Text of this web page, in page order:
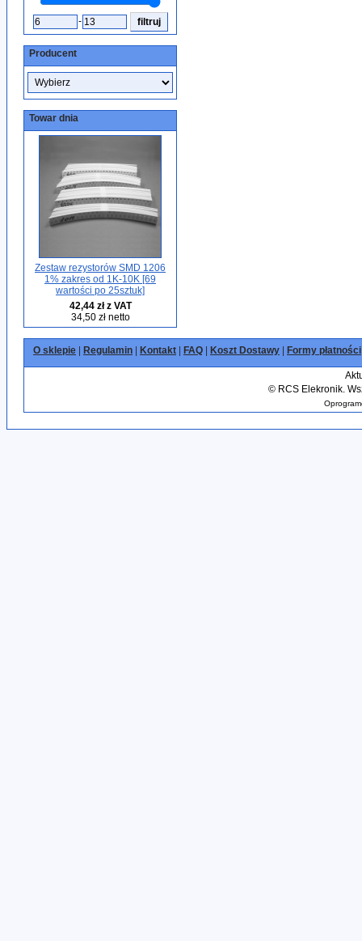
-
Producent
Towar dnia
Zestaw rezystorów SMD 1206
1% zakres od 1K-10K [69
wartości po 25sztuk]
42,44 zł z VAT
34,50 zł netto
O sklepie Regulamin Kontakt FAQ Koszt Dostawy Formy płatności
©RCS Elekronik.